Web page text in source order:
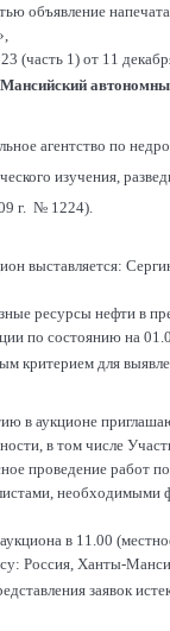
объявление
(часть 1) от 11
агентство по
изучения,
г. № 1224).
выставляется:
ресурсы нефти в
по состоянию на
критерием для
в аукционе
в том числе
проведение работ
необходимыми
в 11.00
Россия, Ханты-
заявок